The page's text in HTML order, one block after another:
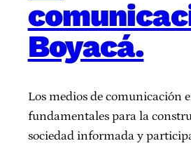
Boyacá.
Los medios de comunicación
fundamentales para la
sociedad informada y